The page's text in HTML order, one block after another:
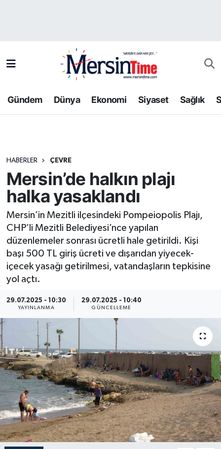
Gündem Dünya Ekonomi Siyaset Sağlık
HABERLER ÇEVRE
Mersin’de halkın plajı
halka yasaklandı
Mersin’in Mezitli ilçesindeki Pompeiopolis Plajı,
CHP’li Mezitli Belediyesi’nce yapılan
düzenlemeler sonrası ücretli hale getirildi. Kişi
başı 500 TL giriş ücreti ve dışarıdan yiyecek-
içecek yasağı getirilmesi, vatandaşların tepkisine
yol açtı.
29.07.2025 - 10:30
YAYINLANMA
29.07.2025 - 10:40
GÜNCELLEME
Bilim-Teknoloji
Dünya
Ekonomi
Gündem
Kültür-Sanat
Resmi İlan
Sağlık
Yaşam
Trafik Durumu
Tüm Manşetler
Haber Arşivi